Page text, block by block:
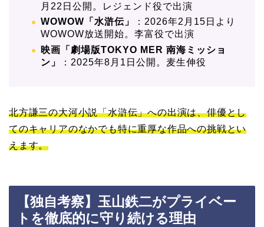
月22日公開。レジェンド役で出演
WOWOW「水滸伝」
：2026年2月15日より
WOWOW放送開始。李富役で出演
映画「劇場版TOKYO MER 南海ミッショ
ン」
：2025年8月1日公開。麦生伸役
北方謙三の大河小説「水滸伝」への出演は、俳優とし
てのキャリアのなかでも特に重厚な作品への挑戦とい
えます。
【独自考察】玉山鉄二がプライベー
トを徹底的に守り続ける理由